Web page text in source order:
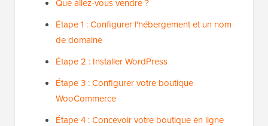
Que allez-vous vendre ?
Étape 1 : Configurer l'hébergement et un nom
de domaine
Étape 2 : Installer WordPress
Étape 3 : Configurer votre boutique
WooCommerce
Étape 4 : Concevoir votre boutique en ligne